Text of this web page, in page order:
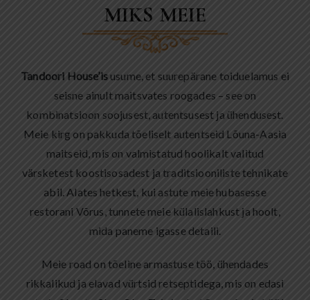
MIKS MEIE
Tandoori House’isusume, et suurepärane toiduelamus ei
seisne ainult maitsvates roogades – see on
kombinatsioon soojusest, autentsusest ja ühendusest.
Meie kirg on pakkuda tõeliselt autentseid Lõuna-Aasia
maitseid, mis on valmistatud hoolikalt valitud
värsketest koostisosadest ja traditsiooniliste tehnikate
abil. Alates hetkest, kui astute meie hubasesse
restorani Võrus, tunnete meie külalislahkust ja hoolt,
mida paneme igasse detaili.
Meie road on tõeline armastuse töö, ühendades
rikkalikud ja elavad vürtsid retseptidega, mis on edasi